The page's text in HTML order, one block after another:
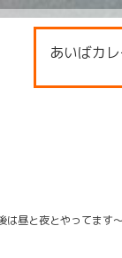
あいばカ
昼と夜とやってます